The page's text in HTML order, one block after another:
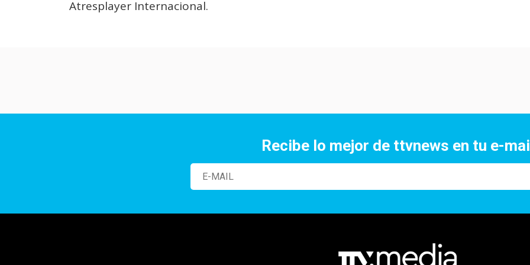
Atresplayer Internacional.
Recibe lo mejor de ttvnews en tu e-